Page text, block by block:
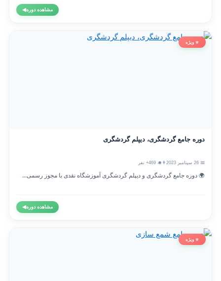
مشاهده دوره◀
⭐ ویژه
دوره جامع گردشگری، دیپلم گردشگری
👨‍🎓 469+ نفر
🌍 دوره جامع گردشگری و دیپلم گردشگری آموزشگاه نقدی با مجوز رسمی...
مشاهده دوره◀
⭐ ویژه